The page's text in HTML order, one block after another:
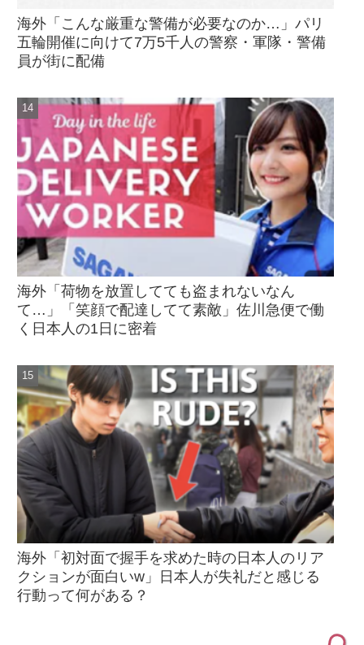
海外「こんな厳重な警備が必要なのか…」パリ
五輪開催に向けて7万5千人の警察・軍隊・警備
員が街に配備
海外「荷物を放置してても盗まれないなん
て…」「笑顔で配達してて素敵」佐川急便で働
く日本人の1日に密着
海外「初対面で握手を求めた時の日本人のリア
クションが面白いw」日本人が失礼だと感じる
行動って何がある？